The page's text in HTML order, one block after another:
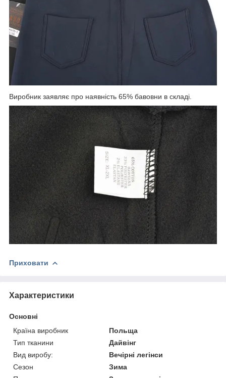
Виробник заявляє про наявність 65% бавовни в складі.
Приховати
Характеристики
Основні
Країна виробник
Польща
Тип тканини
Дайвінг
Вид виробу:
Вечірні легінси
Сезон
Зима